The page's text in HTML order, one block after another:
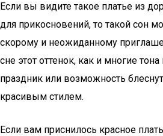
Если вы видите такое платье из
для прикосновений, то такой сон
скорому и неожиданному
сне этот оттенок, как и многие
праздник или возможность
красивым стилем.
Если вам приснилось красное